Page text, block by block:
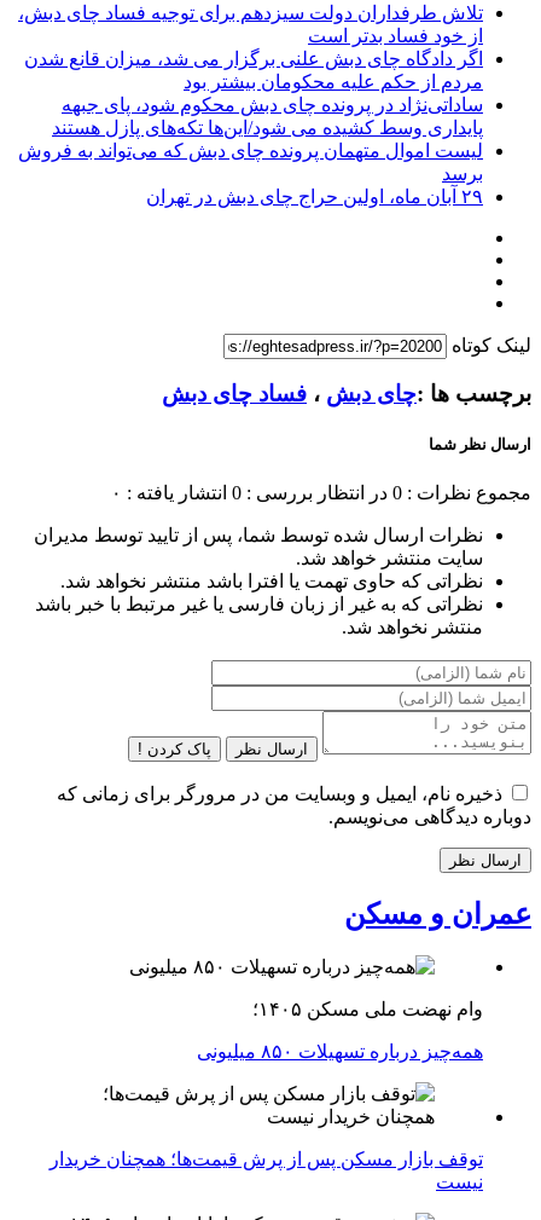
تلاش طرفداران دولت سیزدهم برای توجیه فساد چای دبش،
از خود فساد بدتر است
اگر دادگاه‌ چای دبش علنی برگزار می شد، میزان قانع شدن
مردم از حکم علیه محکومان بیشتر بود
ساداتی‌نژاد در پرونده چای دبش محکوم شود، پای جبهه
پایداری وسط کشیده می شود/این‌ها تکه‌های پازل هستند
لیست اموال متهمان پرونده چای دبش که می‌تواند به فروش
برسد
۲۹ آبان ماه، اولین حراج چای دبش در تهران
لینک کوتاه
برچسب ها :چای دبش ، فساد چای دبش
ارسال نظر شما
مجموع نظرات : 0 در انتظار بررسی : 0 انتشار یافته : ۰
نظرات ارسال شده توسط شما، پس از تایید توسط مدیران
سایت منتشر خواهد شد.
نظراتی که حاوی تهمت یا افترا باشد منتشر نخواهد شد.
نظراتی که به غیر از زبان فارسی یا غیر مرتبط با خبر باشد
منتشر نخواهد شد.
ارسال نظر پاک کردن !
ذخیره نام، ایمیل و وبسایت من در مرورگر برای زمانی که
دوباره دیدگاهی می‌نویسم.
عمران و مسکن
وام نهضت ملی مسکن ۱۴۰۵؛
همه‌چیز درباره تسهیلات ۸۵۰ میلیونی
توقف بازار مسکن پس از پرش قیمت‌ها؛ همچنان خریدار
نیست